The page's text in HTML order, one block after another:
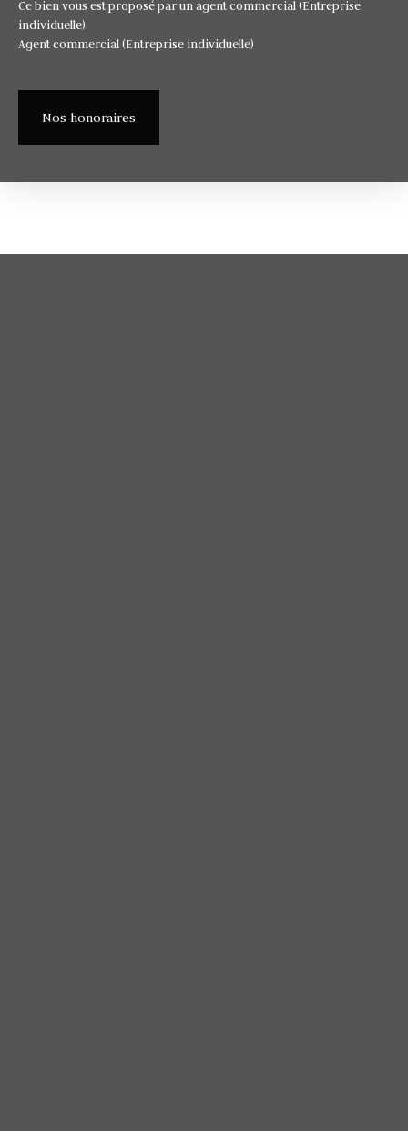
Ce bien vous est proposé par un agent commercial (Entreprise
individuelle).
Agent commercial (Entreprise individuelle)
Nos honoraires